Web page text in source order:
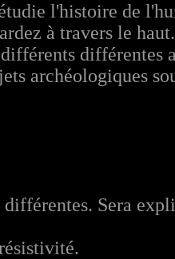
l'histoire de
à travers le
archéologiques
Sera